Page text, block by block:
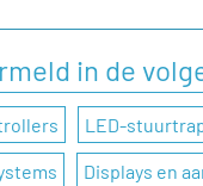
in de
LED-
Displays en